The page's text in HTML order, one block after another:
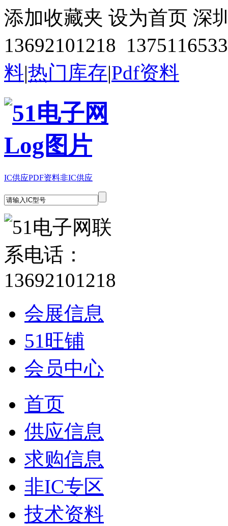
添加收藏夹 设为首页 深
13692101218
料|热门库存|Pdf资料
IC供应PDF资料非IC供应
会展信息
51旺铺
会员中心
首页
供应信息
求购信息
非IC专区
技术资料